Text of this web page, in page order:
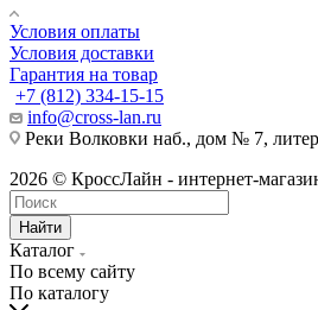
Условия оплаты
Условия доставки
Гарантия на товар
+7 (812) 334-15-15
info@cross-lan.ru
Реки Волковки наб., дом № 7,
2026 © КроссЛайн - интернет-
Найти
Каталог
По всему сайту
По каталогу